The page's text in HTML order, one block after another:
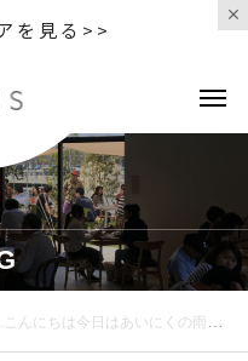
を見る>>
.こんにちは︎今日はあいにくの雨の中たくさんのご来店ありがとうございました！.3月からスタートしたさくらレモネード.桜ゼリーが入った甘酸っぱくて爽やかなレモネードです。.味も見た目も春らしいこちらは今だけの期間限定ドリンク。ぜひお試しください♡.#ドリンク #drink #期間限定#春 #spring #ピンク#さくらレモネード #レモネード #レモネードソーダ #桜 #さくら #cherryblossom #さくらフランボワーズラテ#takeout #テイクアウト#cafestagram #instafood #cafe #カフェ #カフェ巡り#hausmatsue #haus_matsue#松江カフェ #島根カフェ#松江 #島根 #山陰